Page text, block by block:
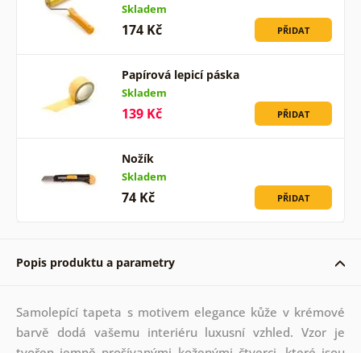
Skladem
174 Kč PŘIDAT
Papírová lepicí páska
Skladem
139 Kč PŘIDAT
Nožík
Skladem
74 Kč PŘIDAT
Popis produktu a parametry
Samolepící tapeta s motivem elegance kůže v krémové
barvě dodá vašemu interiéru luxusní vzhled. Vzor je